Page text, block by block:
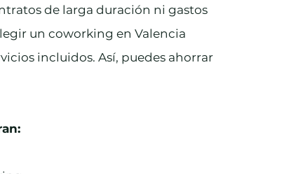
de larga duración ni gastos
un coworking en Valencia
incluidos. Así, puedes ahorrar